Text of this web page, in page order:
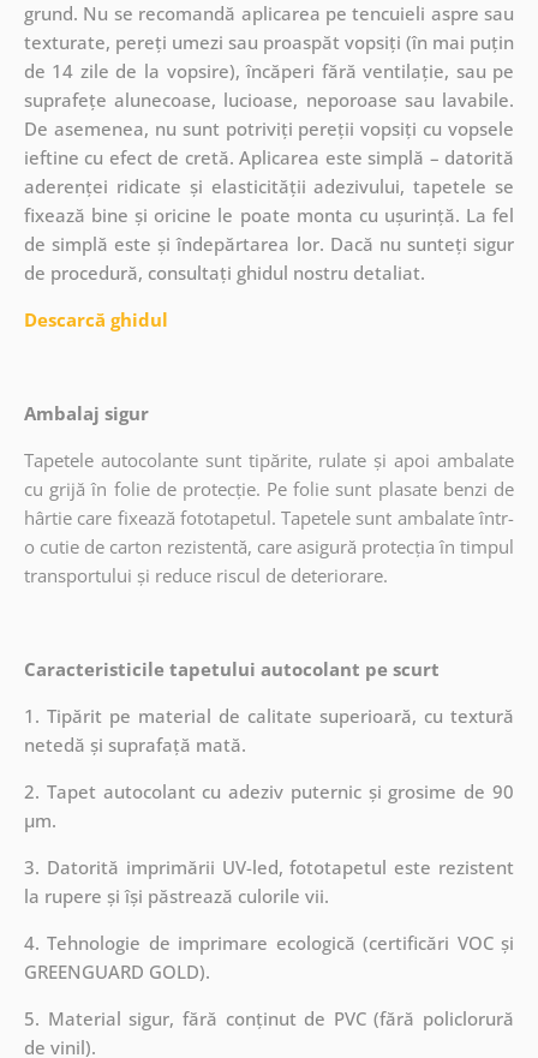
grund. Nu se recomandă aplicarea pe tencuieli aspre sau
texturate, pereți umezi sau proaspăt vopsiți (în mai puțin
de 14 zile de la vopsire), încăperi fără ventilație, sau pe
suprafețe alunecoase, lucioase, neporoase sau lavabile.
De asemenea, nu sunt potriviți pereții vopsiți cu vopsele
ieftine cu efect de cretă. Aplicarea este simplă – datorită
aderenței ridicate și elasticității adezivului, tapetele se
fixează bine și oricine le poate monta cu ușurință. La fel
de simplă este și îndepărtarea lor. Dacă nu sunteți sigur
de procedură, consultați ghidul nostru detaliat.
Descarcă ghidul
Ambalaj sigur
Tapetele autocolante sunt tipărite, rulate și apoi ambalate
cu grijă în folie de protecție. Pe folie sunt plasate benzi de
hârtie care fixează fototapetul. Tapetele sunt ambalate într-
o cutie de carton rezistentă, care asigură protecția în timpul
transportului și reduce riscul de deteriorare.
Caracteristicile tapetului autocolant pe scurt
1. Tipărit pe material de calitate superioară, cu textură
netedă și suprafață mată.
2. Tapet autocolant cu adeziv puternic și grosime de 90
µm.
3. Datorită imprimării UV-led, fototapetul este rezistent
la rupere și își păstrează culorile vii.
4. Tehnologie de imprimare ecologică (certificări VOC și
GREENGUARD GOLD).
5. Material sigur, fără conținut de PVC (fără policlorură
de vinil).